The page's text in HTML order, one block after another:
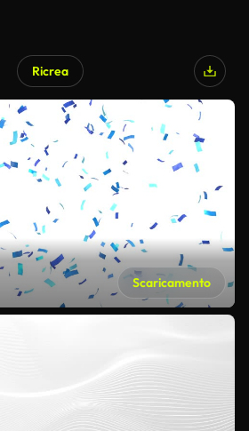
Ricrea
Scaricamento